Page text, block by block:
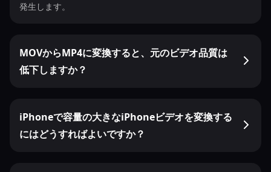
発生します。
MOVからMP4に変換すると、元のビデオ品質は
低下しますか？
iPhoneで容量の大きなiPhoneビデオを変換する
にはどうすればよいですか？